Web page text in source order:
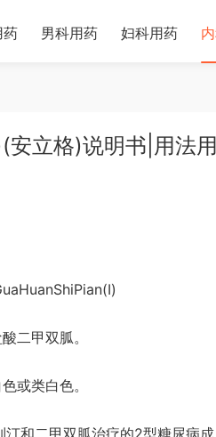
药 男科用药 妇科用药
安立格)说明书|用法
二甲双胍。
或类白色。
和二甲双胍治疗的2型糖尿病